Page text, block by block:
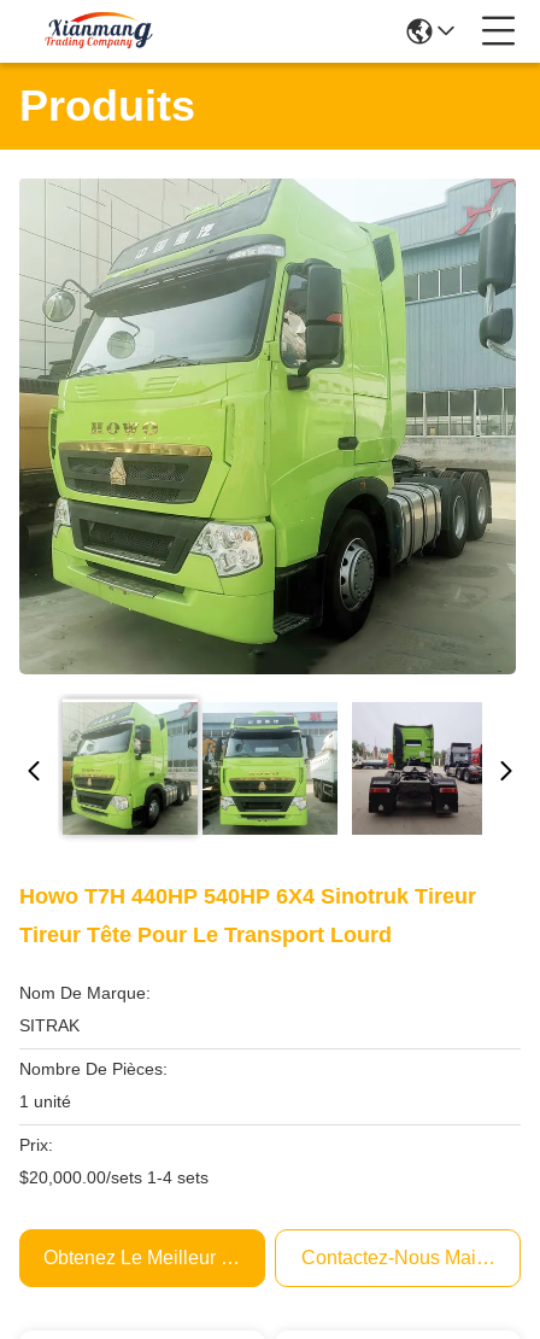
Produits
Howo T7H 440HP 540HP 6X4 Sinotruk Tireur
Tireur Tête Pour Le Transport Lourd
Nom De Marque:
SITRAK
Nombre De Pièces:
1 unité
Prix:
$20,000.00/sets 1-4 sets
Obtenez Le Meilleur Prix Contactez-Nous Maintenant